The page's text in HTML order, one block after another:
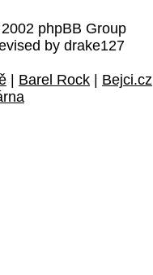
phpBB Group
by drake127
| Barel Rock | Bejci.cz